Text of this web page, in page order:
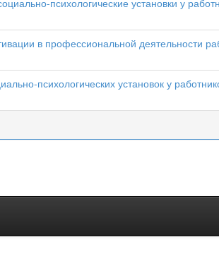
психологические установки у
в профессиональной деятельности
психологических установок у